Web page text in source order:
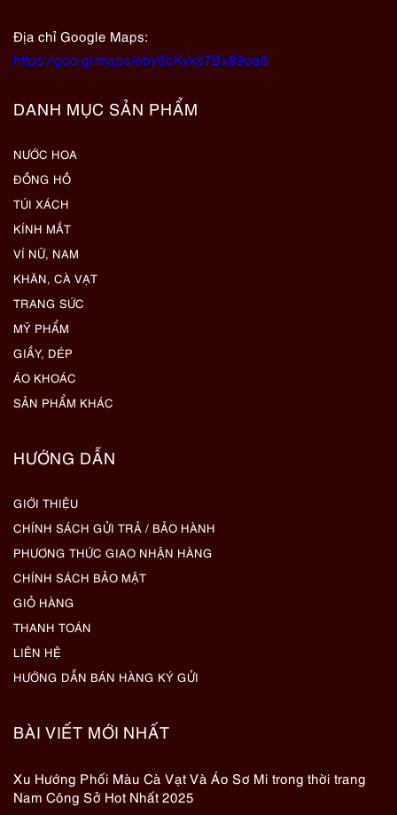
Địa chỉ Google Maps:
https://goo.gl/maps/eby8bKyks7Bx89oa6
DANH MỤC SẢN PHẨM
NƯỚC HOA
ĐỒNG HỒ
TÚI XÁCH
KÍNH MẮT
VÍ NỮ, NAM
KHĂN, CÀ VẠT
TRANG SỨC
MỸ PHẨM
GIẦY, DÉP
ÁO KHOÁC
SẢN PHẨM KHÁC
HƯỚNG DẪN
GIỚI THIỆU
CHÍNH SÁCH GỬI TRẢ / BẢO HÀNH
PHƯƠNG THỨC GIAO NHẬN HÀNG
CHÍNH SÁCH BẢO MẬT
GIỎ HÀNG
THANH TOÁN
LIÊN HỆ
HƯỚNG DẪN BÁN HÀNG KÝ GỬI
BÀI VIẾT MỚI NHẤT
Xu Hướng Phối Màu Cà Vạt Và Áo Sơ Mi trong thời trang
Nam Công Sở Hot Nhất 2025